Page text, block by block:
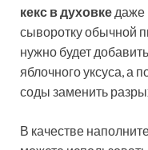
кекс в духовке даже
сыворотку обычной
нужно будет
яблочного уксуса, а
соды заменить
В качестве